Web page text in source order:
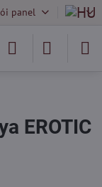
panel
EROTIC